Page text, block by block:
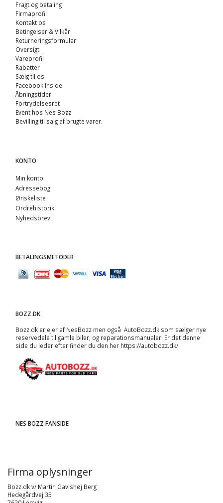
Fragt og betaling
Firmaprofil
Kontakt os
Betingelser & Vilkår
Returneringsformular
Oversigt
Vareprofil
Rabatter
Sælg til os
Facebook Inside
Åbningstider
Fortrydelsesret
Event hos Nes Bozz
Bevilling til salg af brugte varer.
KONTO
Min konto
Adressebog
Ønskeliste
Ordrehistorik
Nyhedsbrev
BETALINGSMETODER
BOZZ.DK
Bozz.dk er ejer af NesBozz men også AutoBozz.dk som sælger nye
reservedele til gamle biler, og reparationsmanualer. Er det denne
side du leder efter finder du den her https://autobozz.dk/
NES BOZZ FANSIDE
Firma oplysninger
Bozz.dk v/ Martin Gavlshøj Berg
Hedegårdvej 35